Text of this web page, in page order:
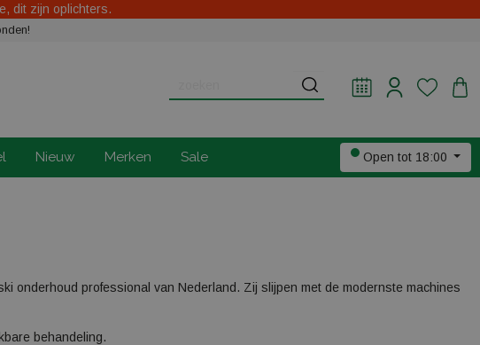
dit zijn oplichters.
Nieuw Merken Sale Open tot 18:00
onderhoud professional van Nederland. Zij slijpen met de modernste machines
behandeling.